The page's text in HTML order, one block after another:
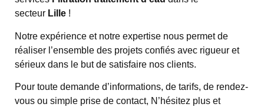
secteur Lille !
Notre expérience et notre expertise nous permet de
réaliser l’ensemble des projets confiés avec rigueur et
sérieux dans le but de satisfaire nos clients.
Pour toute demande d’informations, de tarifs, de rendez-
vous ou simple prise de contact, N’hésitez plus et